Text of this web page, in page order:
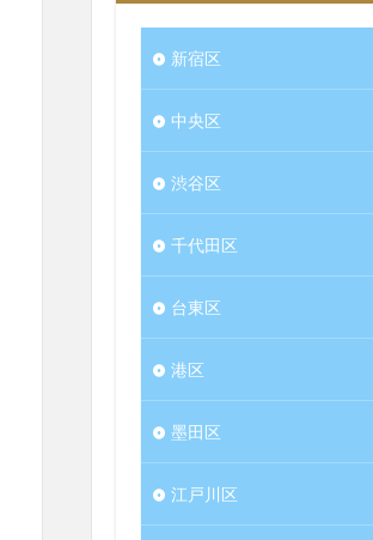
新宿区
中央区
渋谷区
千代田区
台東区
港区
墨田区
江戸川区